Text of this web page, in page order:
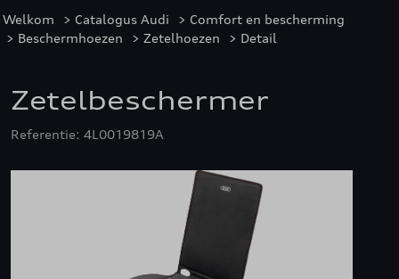
Welkom > Catalogus Audi > Comfort en bescherming
> Beschermhoezen > Zetelhoezen > Detail
Zetelbeschermer
Referentie: 4L0019819A